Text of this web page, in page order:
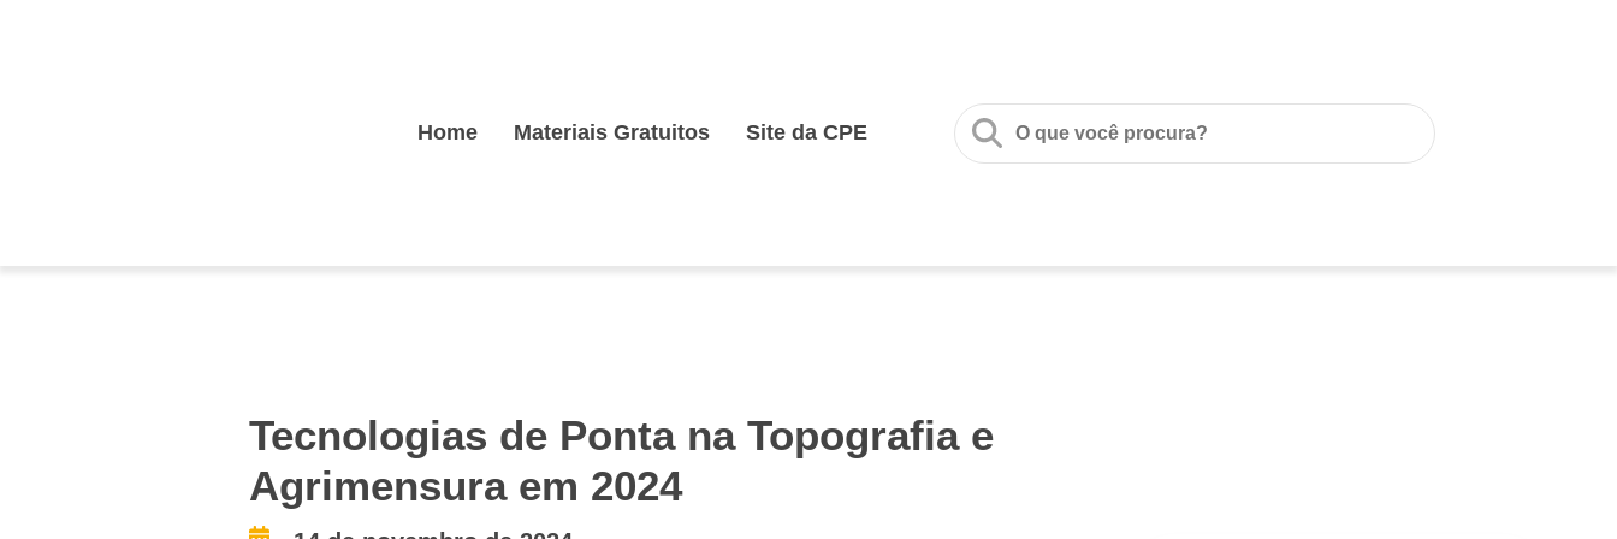
Home Materiais Gratuitos Site da CPE
Tecnologias de Ponta na Topografia e
Agrimensura em 2024